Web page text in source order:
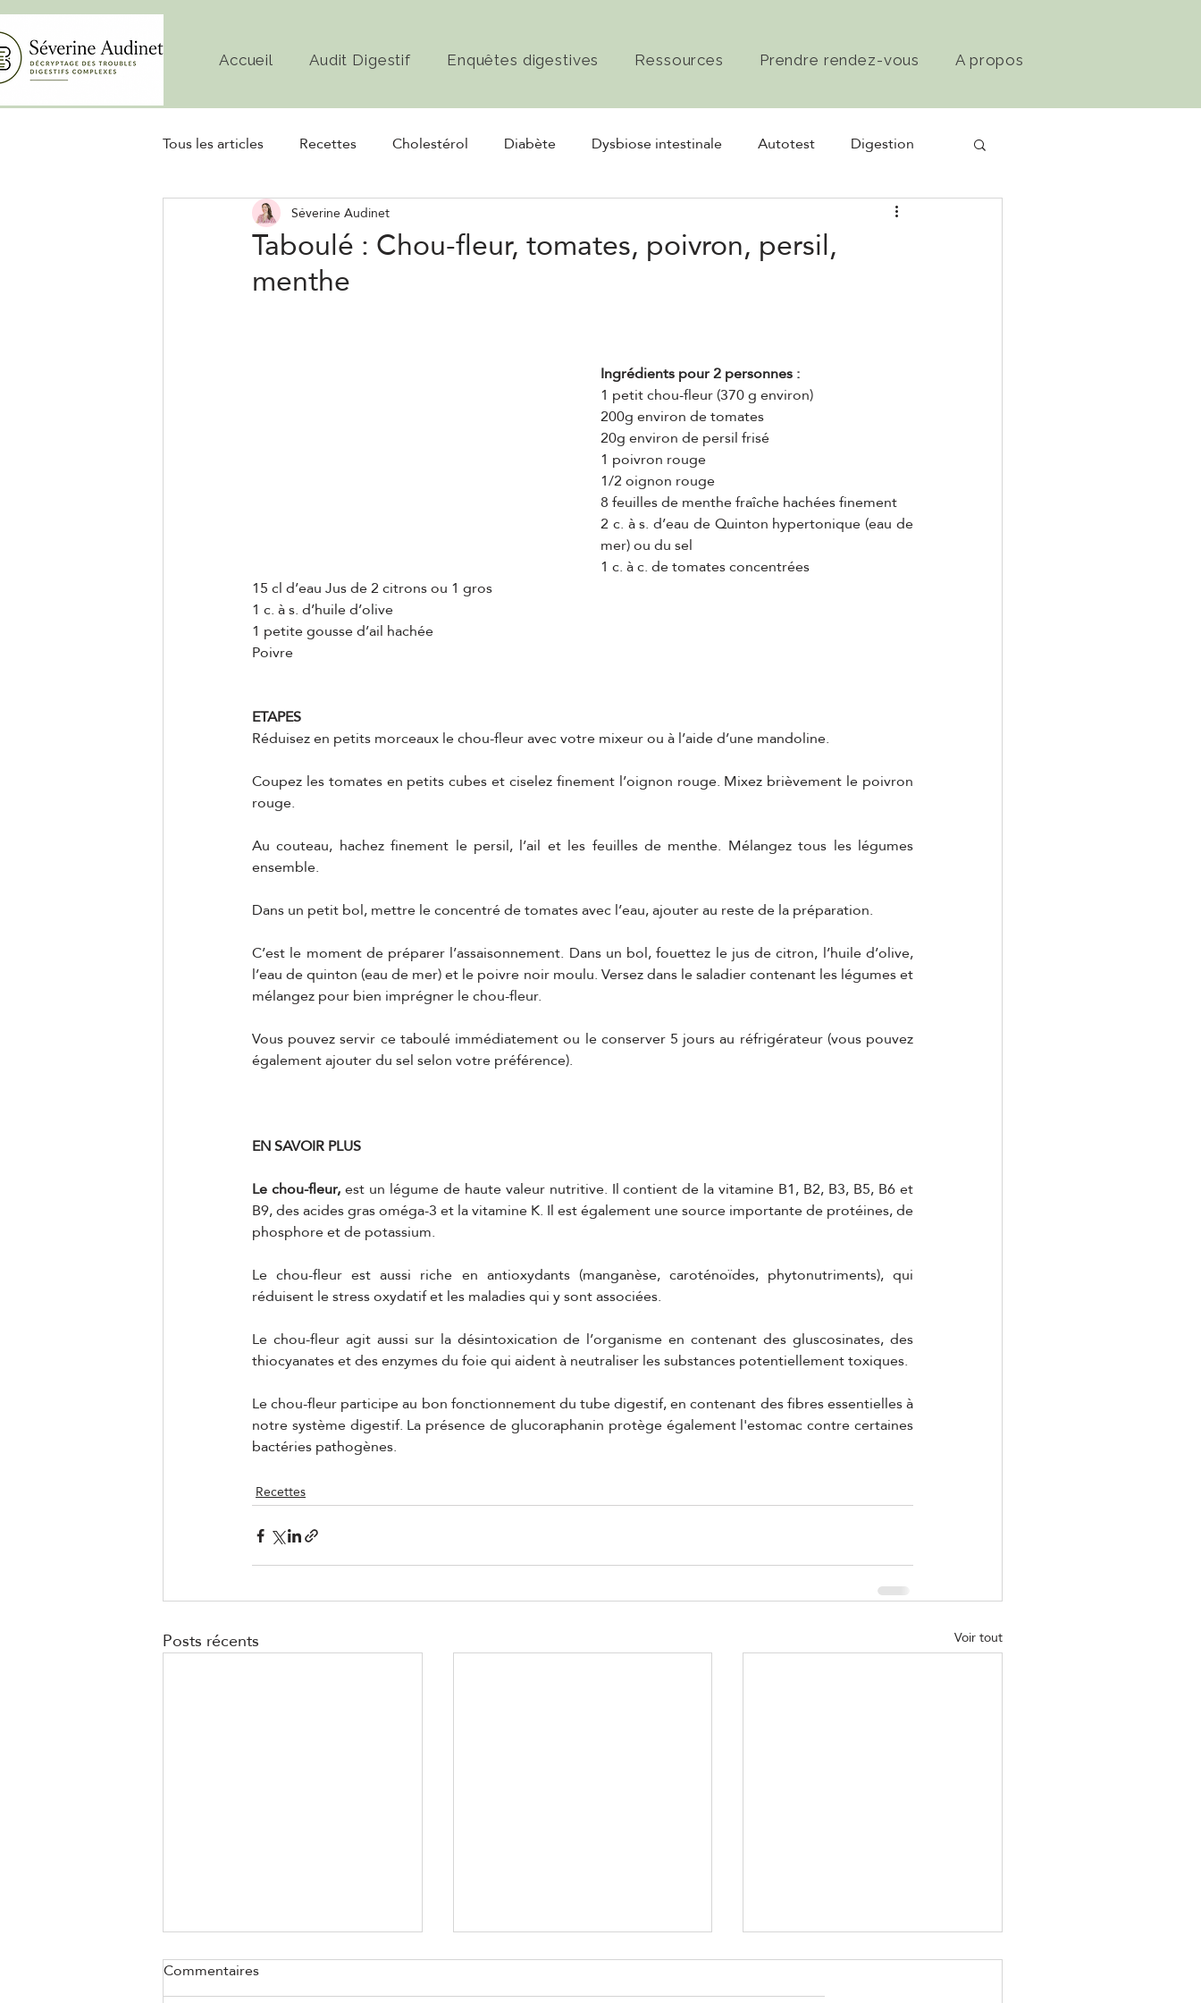
Accueil Audit Digestif Enquêtes digestives Ressources Prendre rendez-vous A propos
Tous les articles Recettes Cholestérol Diabète Dysbiose intestinale Autotest Digestion
Microbiote Fermentation
Taboulé : Chou-fleur, tomates, poivron, persil,
menthe
Séverine Audinet
Ingrédients pour 2 personnes :
1 petit chou-fleur (370 g environ)
200g environ de tomates
20g environ de persil frisé
1 poivron rouge
1/2 oignon rouge
8 feuilles de menthe fraîche hachées finement
2 c. à s. d’eau de Quinton hypertonique (eau de
mer) ou du sel
1 c. à c. de tomates concentrées
15 cl d’eau Jus de 2 citrons ou 1 gros
1 c. à s. d’huile d’olive
1 petite gousse d’ail hachée
Poivre
ETAPES
Réduisez en petits morceaux le chou-fleur avec votre mixeur ou à l’aide d’une mandoline.
Coupez les tomates en petits cubes et ciselez finement l’oignon rouge. Mixez brièvement le poivron
rouge.
Au couteau, hachez finement le persil, l’ail et les feuilles de menthe. Mélangez tous les légumes
ensemble.
Dans un petit bol, mettre le concentré de tomates avec l’eau, ajouter au reste de la préparation.
C’est le moment de préparer l’assaisonnement. Dans un bol, fouettez le jus de citron, l’huile d’olive,
l’eau de quinton (eau de mer) et le poivre noir moulu. Versez dans le saladier contenant les légumes et
mélangez pour bien imprégner le chou-fleur.
Vous pouvez servir ce taboulé immédiatement ou le conserver 5 jours au réfrigérateur (vous pouvez
également ajouter du sel selon votre préférence).
EN SAVOIR PLUS
Le chou-fleur, est un légume de haute valeur nutritive. Il contient de la vitamine B1, B2, B3, B5, B6 et
B9, des acides gras oméga-3 et la vitamine K. Il est également une source importante de protéines, de
phosphore et de potassium.
Le chou-fleur est aussi riche en antioxydants (manganèse, caroténoïdes, phytonutriments), qui
réduisent le stress oxydatif et les maladies qui y sont associées.
Le chou-fleur agit aussi sur la désintoxication de l’organisme en contenant des gluscosinates, des
thiocyanates et des enzymes du foie qui aident à neutraliser les substances potentiellement toxiques.
Le chou-fleur participe au bon fonctionnement du tube digestif, en contenant des fibres essentielles à
notre système digestif. La présence de glucoraphanin protège également l'estomac contre certaines
bactéries pathogènes.
Recettes
Posts récents Voir tout
Commentaires